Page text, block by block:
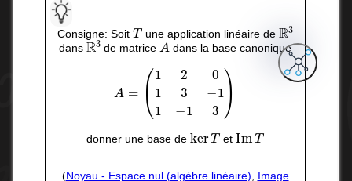
Consigne: Soit Tune application linéaire de R3
dans R3de matriceA dans la base canonique
120 − 13 )
donner une base de ker T etIm T
(Noyau - Espace nul (algèbre linéaire)
Image